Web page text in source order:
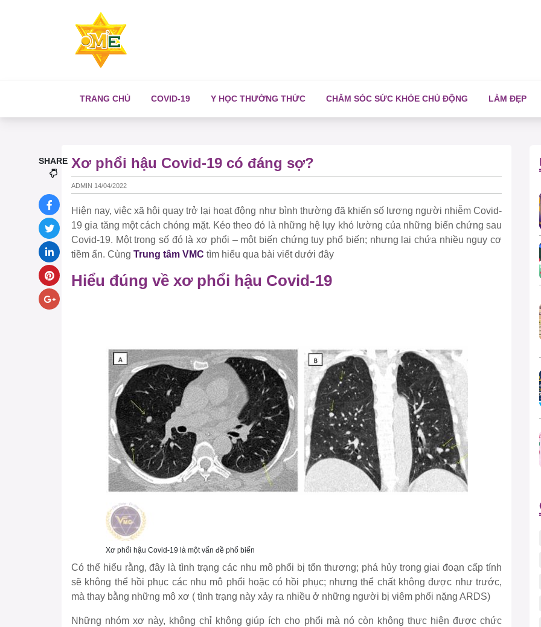
TRANG CHỦ COVID-19 Y HỌC THƯỜNG THỨC CHĂM SÓC SỨC KHỎE CHỦ ĐỘNG LÀM ĐẸP
Xơ phổi hậu Covid-19 có đáng sợ?
ADMIN 14/04/2022
Hiện nay, việc xã hội quay trở lại hoạt động như bình thường đã khiến số lượng người nhiễm Covid-
19 gia tăng một cách chóng mặt. Kéo theo đó là những hệ lụy khó lường của những biến chứng sau
Covid-19. Một trong số đó là xơ phổi – một biến chứng tuy phổ biến; nhưng lại chứa nhiều nguy cơ
tiềm ẩn. Cùng Trung tâm VMC tìm hiểu qua bài viết dưới đây
Hiểu đúng về xơ phổi hậu Covid-19
Xơ phổi hậu Covid-19 là một vấn đề phổ biến
Có thể hiểu rằng, đây là tình trạng các nhu mô phổi bị tổn thương; phá hủy trong giai đoạn cấp tính
sẽ không thể hồi phục các nhu mô phổi hoặc có hồi phục; nhưng thể chất không được như trước,
mà thay bằng những mô xơ ( tình trạng này xảy ra nhiều ở những người bị viêm phổi nặng ARDS)
Những nhóm xơ này, không chỉ không giúp ích cho phổi mà nó còn không thực hiện được chức
SHARE